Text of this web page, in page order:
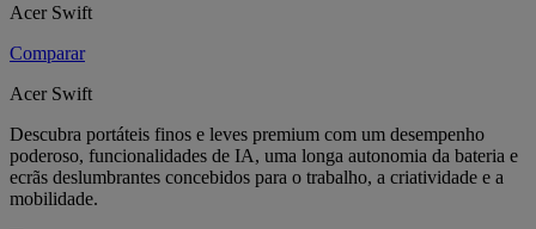
Acer Swift
Comparar
Acer Swift
Descubra portáteis finos e leves premium com um desempenho
poderoso, funcionalidades de IA, uma longa autonomia da bateria e
ecrãs deslumbrantes concebidos para o trabalho, a criatividade e a
mobilidade.